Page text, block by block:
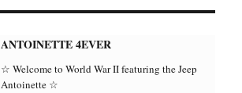
ANTOINETTE 4EVER
☆ Welcome to World War II featuring the Jeep
Antoinette ☆